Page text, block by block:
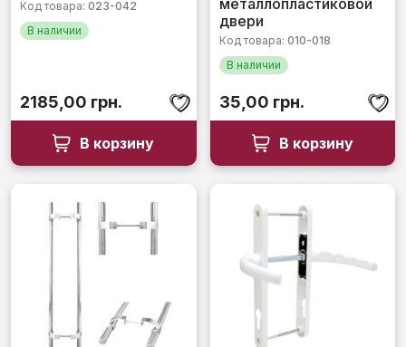
Код товара: 023-042
В наличии
2185,00 грн.
В корзину
двери
Код товара: 010-018
В наличии
35,00 грн.
В корзину